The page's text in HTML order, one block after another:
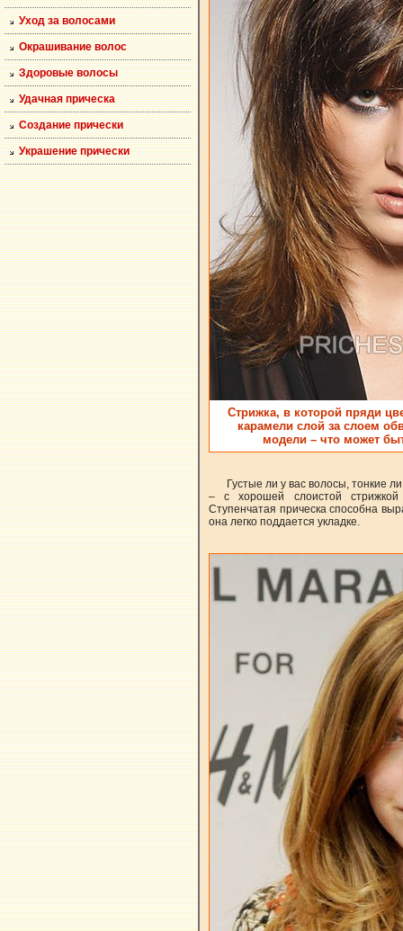
Уход за волосами
Окрашивание волос
Здоровые волосы
Удачная прическа
Создание прически
Украшение прически
Стрижка, в которой пряди
карамели слой за слоем
модели – что может
Густые ли у вас волосы, тонкие
– с хорошей слоистой
Ступенчатая прическа способна
она легко поддается укладке.